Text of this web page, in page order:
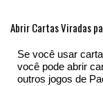
Abrir Cartas Viradas
Se você usar
você pode abrir
outros jogos de